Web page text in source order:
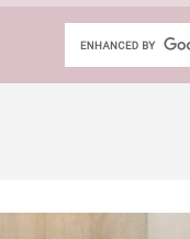
G
o